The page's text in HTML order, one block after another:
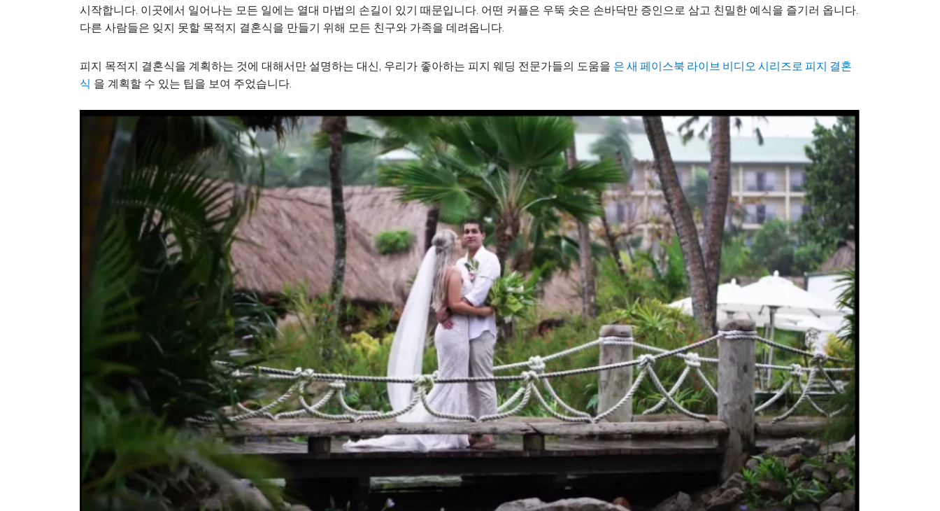
시작합니다. 이곳에서 일어나는 모든 일에는 열대 마법의 손길이 있기 때문입니다. 어떤 커플은 우뚝 솟은 손바닥만 증인으로 삼고 친밀한 예식을 즐기러 옵니다.
다른 사람들은 잊지 못할 목적지 결혼식을 만들기 위해 모든 친구와 가족을 데려옵니다.
피지 목적지 결혼식을 계획하는 것에 대해서만 설명하는 대신, 우리가 좋아하는 피지 웨딩 전문가들의 도움을 은 새 페이스북 라이브 비디오 시리즈로 피지 결혼
식 을 계획할 수 있는 팁을 보여 주었습니다.